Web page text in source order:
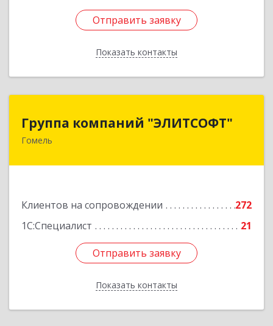
Отправить заявку
Показать контакты
Отправить заявку
Назад
Группа компаний "ЭЛИТСОФТ"
Гомель
Клиентов на сопровождении
272
1С:Специалист
21
Отправить заявку
Показать контакты
Группа компаний "ЭЛИТСОФТ"
246015. Республика Беларусь, г.Гомель, ул.
Отправить заявку
Назад